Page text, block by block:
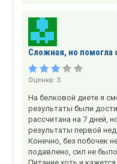
Сложная, но помогла
Оценка: 3
На белковой диете я
результаты были
рассчитана на 7 дней,
результаты первой
Конечно, без побочек
подавлено, сил не